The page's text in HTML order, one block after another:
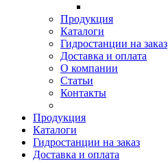
Продукция
Каталоги
Гидростанции на заказ
Доставка и оплата
О компании
Статьи
Контакты
Продукция
Каталоги
Гидростанции на заказ
Доставка и оплата